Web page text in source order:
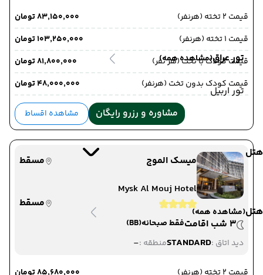
تور عراق(مشاهده همه)
تور اربیل
هتل
هتل(مشاهده همه)
قیمت 2 تخته (هرنفر)
۸۳٬۱۵۰٬۰۰۰ تومان
قیمت 1 تخته (هرنفر)
۱۰۳٬۲۵۰٬۰۰۰ تومان
قیمت کودک با تخت (هر نفر)
۸۱٬۸۰۰٬۰۰۰ تومان
قیمت کودک بدون تخت (هرنفر)
۴۸٬۰۰۰٬۰۰۰ تومان
مشاوره و رزرو رایگان مشاهده اقساط
میسک الموج
مسقط
Mysk Al Mouj Hotel
مسقط
3 شب اقامت
فقط صبحانه(BB)
دید اتاق :STANDARDمنطقه :-